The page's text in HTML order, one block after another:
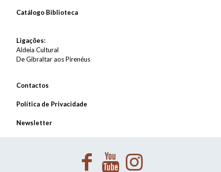
Catálogo Biblioteca
Ligações:
Aldeia Cultural
De Gibraltar aos Pirenéus
Contactos
Política de Privacidade
Newsletter